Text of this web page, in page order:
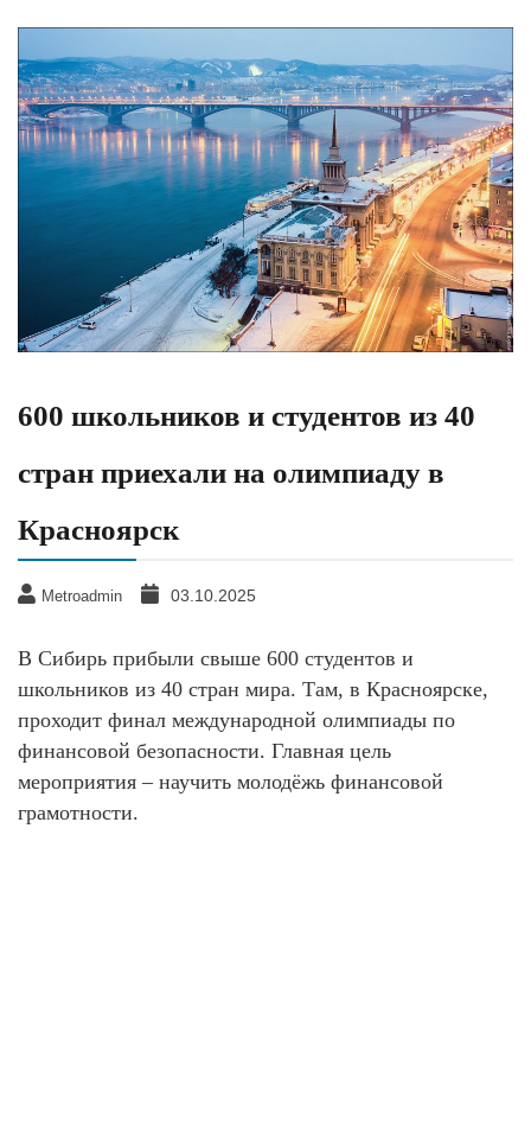
600 школьников и студентов из 40
стран приехали на олимпиаду в
Красноярск
Metroadmin 03.10.2025
В Сибирь прибыли свыше 600 студентов и
школьников из 40 стран мира. Там, в Красноярске,
проходит финал международной олимпиады по
финансовой безопасности. Главная цель
мероприятия – научить молодёжь финансовой
грамотности.